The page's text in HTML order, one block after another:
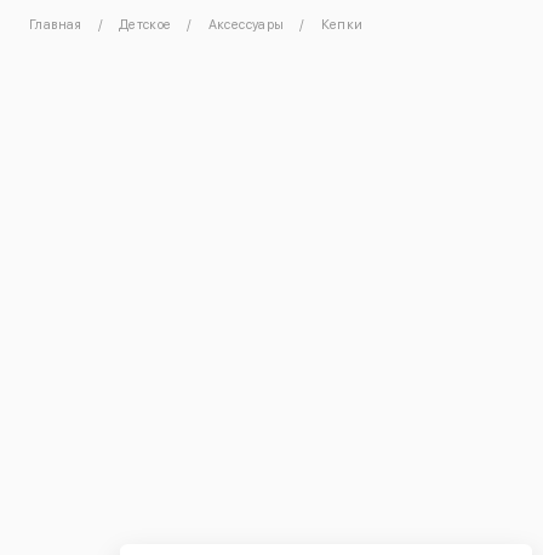
Главная Детское Аксессуары Кепки